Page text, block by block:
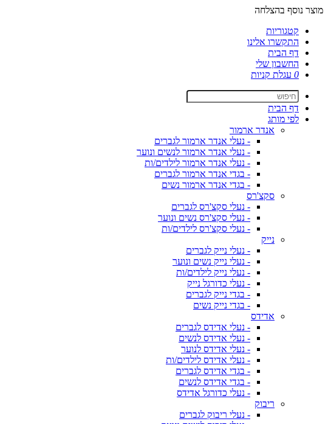
מוצר נוסף בהצלחה
קטגוריות
התקשרו אלינו
דף הבית
החשבון שלי
0 עגלת קניות
דף הבית
לפי מותג
אנדר ארמור
- נעלי אנדר ארמור לגברים
- נעלי אנדר ארמור לנשים ונוער
- נעלי אנדר ארמור לילדים/ות
- בגדי אנדר ארמור לגברים
- בגדי אנדר ארמור נשים
סקצ'רס
- נעלי סקצ'רס לגברים
- נעלי סקצ'רס נשים ונוער
- נעלי סקצ'רס לילדים/ות
נייק
- נעלי נייק לגברים
- נעלי נייק נשים ונוער
- נעלי נייק לילדים/ות
- נעלי כדורגל נייק
- בגדי נייק לגברים
- בגדי נייק נשים
אדידס
- נעלי אדידס לגברים
- נעלי אדידס לנשים
- נעלי אדידס לנוער
- נעלי אדידס לילדים/ות
- בגדי אדידס לגברים
- בגדי אדידס לנשים
- נעלי כדורגל אדידס
ריבוק
- נעלי ריבוק לגברים